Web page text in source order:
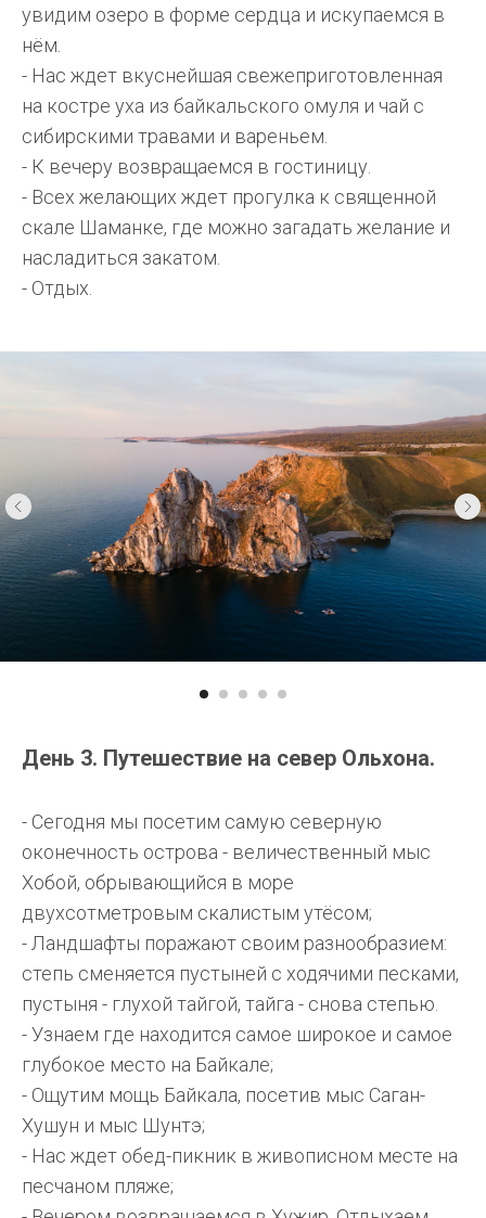
увидим озеро в форме сердца и искупаемся в
нём.
- Нас ждет вкуснейшая свежеприготовленная
на костре уха из байкальского омуля и чай с
сибирскими травами и вареньем.
- К вечеру возвращаемся в гостиницу.
- Всех желающих ждет прогулка к священной
скале Шаманке, где можно загадать желание и
насладиться закатом.
- Отдых.
День 3. Путешествие на север Ольхона.
- Сегодня мы посетим самую северную
оконечность острова - величественный мыс
Хобой, обрывающийся в море
двухсотметровым скалистым утёсом;
- Ландшафты поражают своим разнообразием:
степь сменяется пустыней с ходячими песками,
пустыня - глухой тайгой, тайга - снова степью.
- Узнаем где находится самое широкое и самое
глубокое место на Байкале;
- Ощутим мощь Байкала, посетив мыс Саган-
Хушун и мыс Шунтэ;
- Нас ждет обед-пикник в живописном месте на
песчаном пляже;